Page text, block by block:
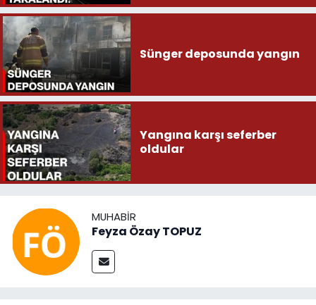
Sünger deposunda yangın
Yangına karşı seferber
oldular
MUHABIR
Feyza Özay TOPUZ